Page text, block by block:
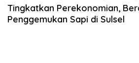
2021
Tingkatkan Perekonomian,
Penggemukan Sapi di Sulsel